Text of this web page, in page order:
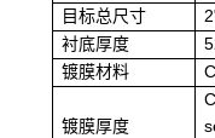
目标总尺寸
衬底厚度
镀膜材料
镀膜厚度